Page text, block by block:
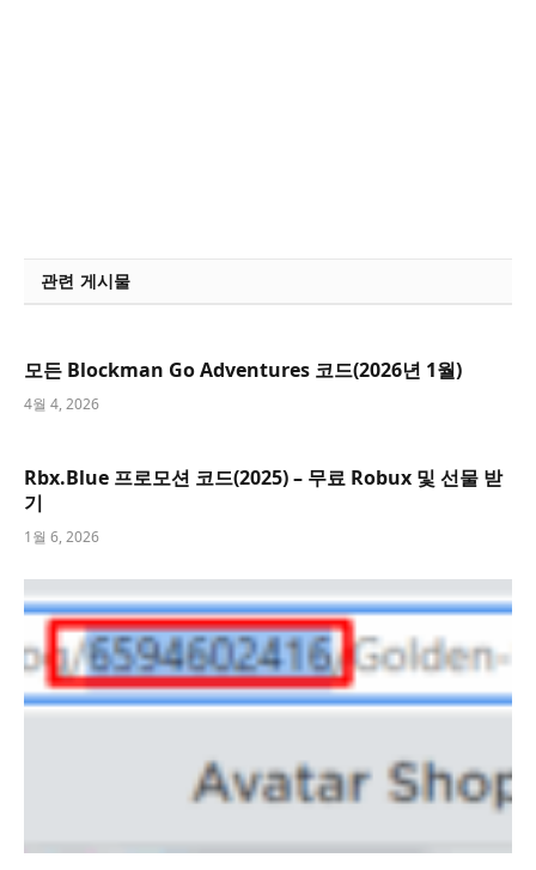
관련 게시물
모든 Blockman Go Adventures 코드(2026년 1월)
4월 4, 2026
Rbx.Blue 프로모션 코드(2025) – 무료 Robux 및 선물 받
기
1월 6, 2026